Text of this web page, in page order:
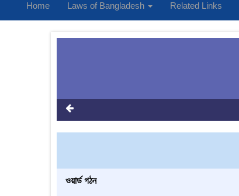
Home Laws of Bangladesh Related Links
ওয়ার্ড গঠন